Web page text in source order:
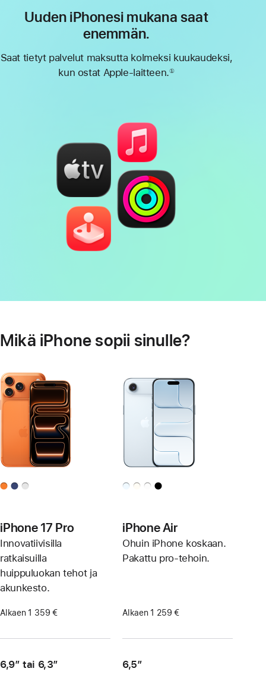
Uuden iPhonesi mukana saat
enemmän.
Saat tietyt palvelut maksutta kolmeksi kuukaudeksi,
kun ostat Apple-laitteen.①
Mikä iPhone sopii sinulle?
iPhone 17 Pro
Innovatiivisilla
ratkaisuilla
huippuluokan tehot ja
akunkesto.
Alkaen 1 359 €
6,9″ tai 6,3″
iPhone Air
Ohuin iPhone koskaan.
Pakattu pro-tehoin.
Alkaen 1 259 €
6,5”